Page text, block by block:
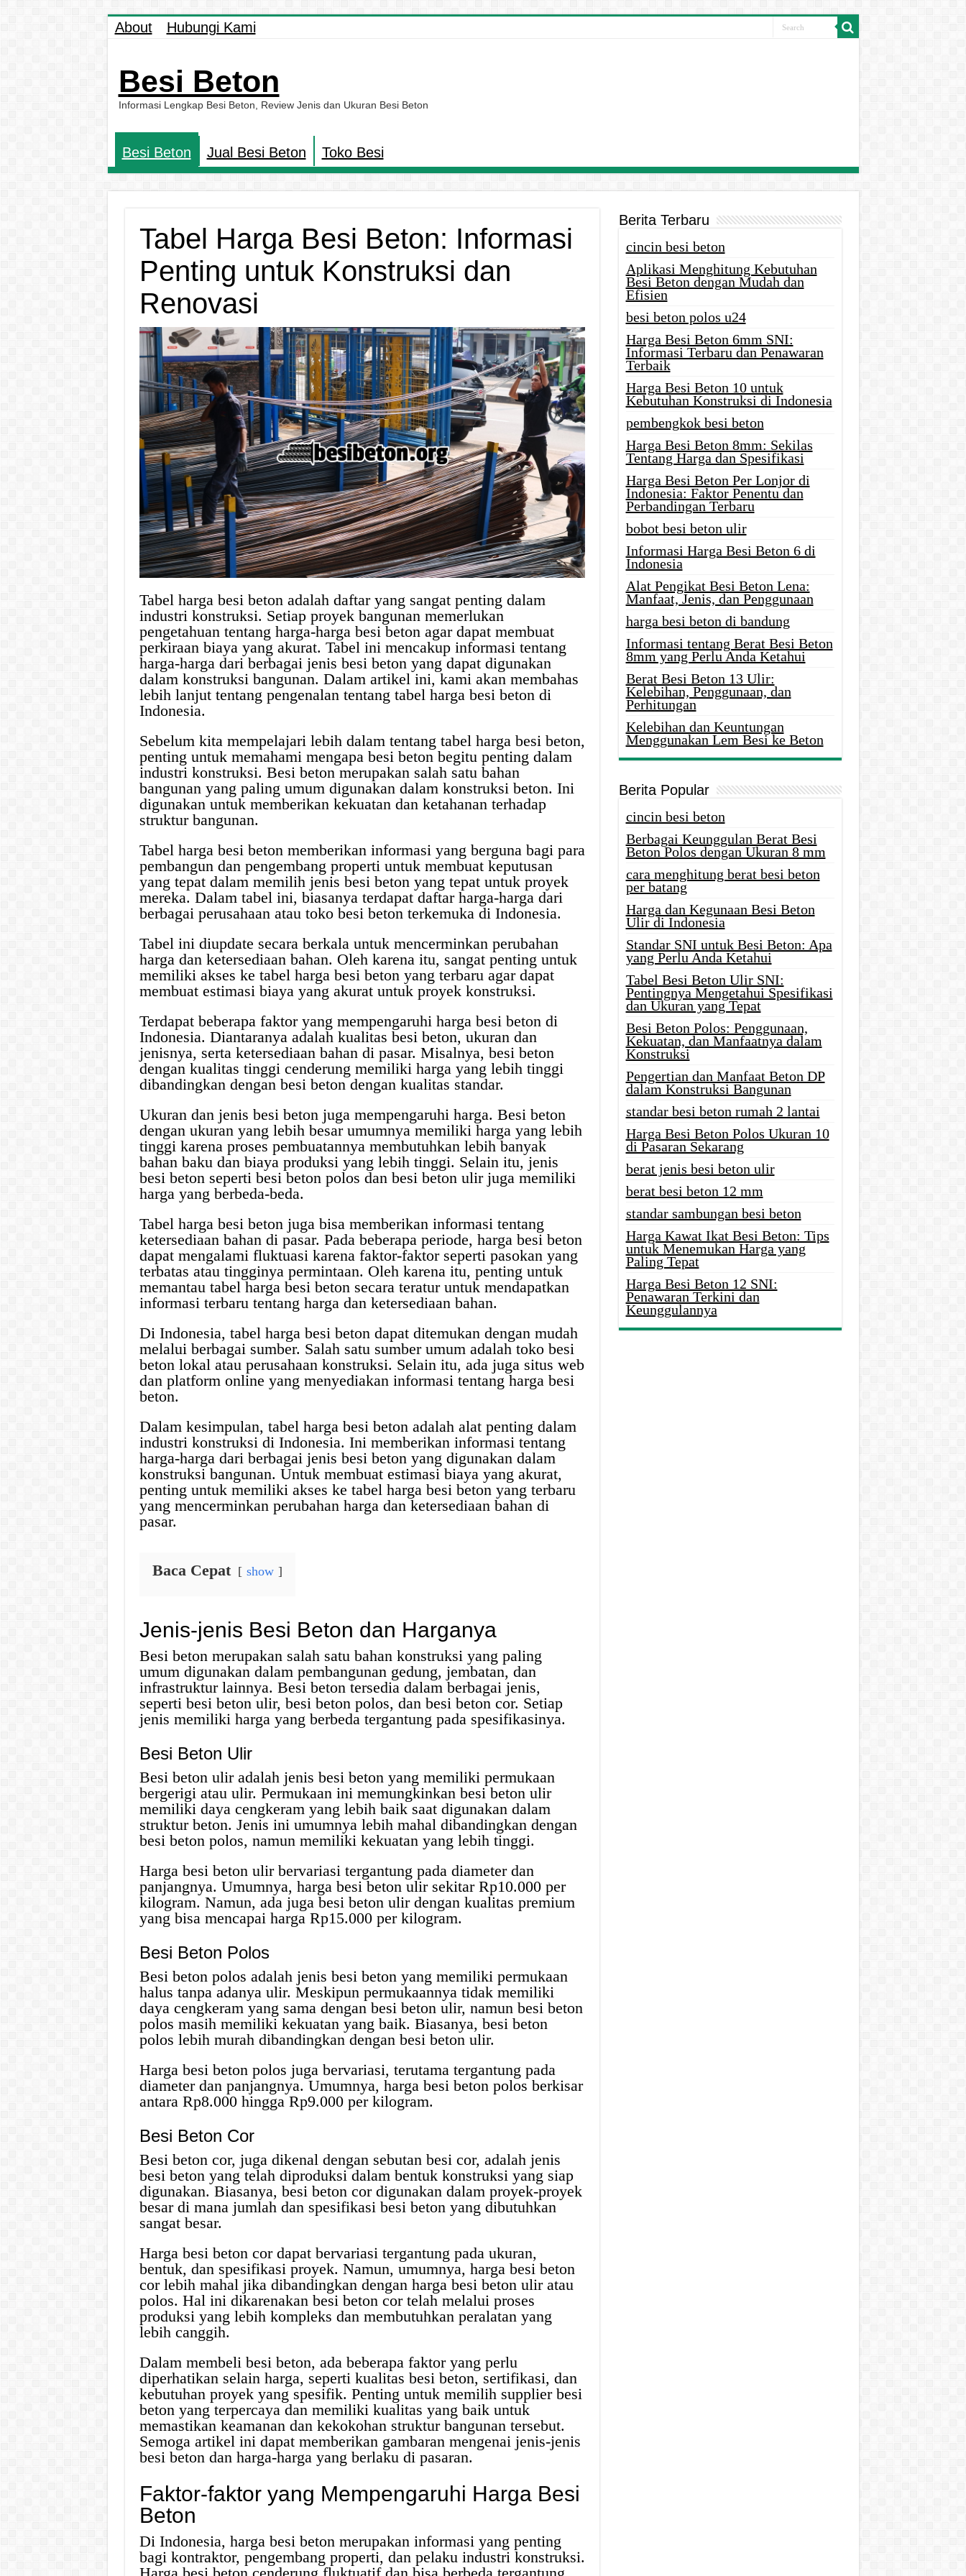
About Hubungi Kami
Besi Beton
Informasi Lengkap Besi Beton, Review Jenis dan Ukuran Besi Beton
Besi Beton Jual Besi Beton Toko Besi
Tabel Harga Besi Beton: Informasi
Penting untuk Konstruksi dan
Renovasi
Tabel harga besi beton adalah daftar yang sangat penting dalam
industri konstruksi. Setiap proyek bangunan memerlukan
pengetahuan tentang harga-harga besi beton agar dapat membuat
perkiraan biaya yang akurat. Tabel ini mencakup informasi tentang
harga-harga dari berbagai jenis besi beton yang dapat digunakan
dalam konstruksi bangunan. Dalam artikel ini, kami akan membahas
lebih lanjut tentang pengenalan tentang tabel harga besi beton di
Indonesia.
Sebelum kita mempelajari lebih dalam tentang tabel harga besi beton,
penting untuk memahami mengapa besi beton begitu penting dalam
industri konstruksi. Besi beton merupakan salah satu bahan
bangunan yang paling umum digunakan dalam konstruksi beton. Ini
digunakan untuk memberikan kekuatan dan ketahanan terhadap
struktur bangunan.
Tabel harga besi beton memberikan informasi yang berguna bagi para
pembangun dan pengembang properti untuk membuat keputusan
yang tepat dalam memilih jenis besi beton yang tepat untuk proyek
mereka. Dalam tabel ini, biasanya terdapat daftar harga-harga dari
berbagai perusahaan atau toko besi beton terkemuka di Indonesia.
Tabel ini diupdate secara berkala untuk mencerminkan perubahan
harga dan ketersediaan bahan. Oleh karena itu, sangat penting untuk
memiliki akses ke tabel harga besi beton yang terbaru agar dapat
membuat estimasi biaya yang akurat untuk proyek konstruksi.
Terdapat beberapa faktor yang mempengaruhi harga besi beton di
Indonesia. Diantaranya adalah kualitas besi beton, ukuran dan
jenisnya, serta ketersediaan bahan di pasar. Misalnya, besi beton
dengan kualitas tinggi cenderung memiliki harga yang lebih tinggi
dibandingkan dengan besi beton dengan kualitas standar.
Ukuran dan jenis besi beton juga mempengaruhi harga. Besi beton
dengan ukuran yang lebih besar umumnya memiliki harga yang lebih
tinggi karena proses pembuatannya membutuhkan lebih banyak
bahan baku dan biaya produksi yang lebih tinggi. Selain itu, jenis
besi beton seperti besi beton polos dan besi beton ulir juga memiliki
harga yang berbeda-beda.
Tabel harga besi beton juga bisa memberikan informasi tentang
ketersediaan bahan di pasar. Pada beberapa periode, harga besi beton
dapat mengalami fluktuasi karena faktor-faktor seperti pasokan yang
terbatas atau tingginya permintaan. Oleh karena itu, penting untuk
memantau tabel harga besi beton secara teratur untuk mendapatkan
informasi terbaru tentang harga dan ketersediaan bahan.
Di Indonesia, tabel harga besi beton dapat ditemukan dengan mudah
melalui berbagai sumber. Salah satu sumber umum adalah toko besi
beton lokal atau perusahaan konstruksi. Selain itu, ada juga situs web
dan platform online yang menyediakan informasi tentang harga besi
beton.
Dalam kesimpulan, tabel harga besi beton adalah alat penting dalam
industri konstruksi di Indonesia. Ini memberikan informasi tentang
harga-harga dari berbagai jenis besi beton yang digunakan dalam
konstruksi bangunan. Untuk membuat estimasi biaya yang akurat,
penting untuk memiliki akses ke tabel harga besi beton yang terbaru
yang mencerminkan perubahan harga dan ketersediaan bahan di
pasar.
Baca Cepat show
Jenis-jenis Besi Beton dan Harganya
Besi beton merupakan salah satu bahan konstruksi yang paling
umum digunakan dalam pembangunan gedung, jembatan, dan
infrastruktur lainnya. Besi beton tersedia dalam berbagai jenis,
seperti besi beton ulir, besi beton polos, dan besi beton cor. Setiap
jenis memiliki harga yang berbeda tergantung pada spesifikasinya.
Besi Beton Ulir
Besi beton ulir adalah jenis besi beton yang memiliki permukaan
bergerigi atau ulir. Permukaan ini memungkinkan besi beton ulir
memiliki daya cengkeram yang lebih baik saat digunakan dalam
struktur beton. Jenis ini umumnya lebih mahal dibandingkan dengan
besi beton polos, namun memiliki kekuatan yang lebih tinggi.
Harga besi beton ulir bervariasi tergantung pada diameter dan
panjangnya. Umumnya, harga besi beton ulir sekitar Rp10.000 per
kilogram. Namun, ada juga besi beton ulir dengan kualitas premium
yang bisa mencapai harga Rp15.000 per kilogram.
Besi Beton Polos
Besi beton polos adalah jenis besi beton yang memiliki permukaan
halus tanpa adanya ulir. Meskipun permukaannya tidak memiliki
daya cengkeram yang sama dengan besi beton ulir, namun besi beton
polos masih memiliki kekuatan yang baik. Biasanya, besi beton
polos lebih murah dibandingkan dengan besi beton ulir.
Harga besi beton polos juga bervariasi, terutama tergantung pada
diameter dan panjangnya. Umumnya, harga besi beton polos berkisar
antara Rp8.000 hingga Rp9.000 per kilogram.
Besi Beton Cor
Besi beton cor, juga dikenal dengan sebutan besi cor, adalah jenis
besi beton yang telah diproduksi dalam bentuk konstruksi yang siap
digunakan. Biasanya, besi beton cor digunakan dalam proyek-proyek
besar di mana jumlah dan spesifikasi besi beton yang dibutuhkan
sangat besar.
Harga besi beton cor dapat bervariasi tergantung pada ukuran,
bentuk, dan spesifikasi proyek. Namun, umumnya, harga besi beton
cor lebih mahal jika dibandingkan dengan harga besi beton ulir atau
polos. Hal ini dikarenakan besi beton cor telah melalui proses
produksi yang lebih kompleks dan membutuhkan peralatan yang
lebih canggih.
Dalam membeli besi beton, ada beberapa faktor yang perlu
diperhatikan selain harga, seperti kualitas besi beton, sertifikasi, dan
kebutuhan proyek yang spesifik. Penting untuk memilih supplier besi
beton yang terpercaya dan memiliki kualitas yang baik untuk
memastikan keamanan dan kekokohan struktur bangunan tersebut.
Semoga artikel ini dapat memberikan gambaran mengenai jenis-jenis
besi beton dan harga-harga yang berlaku di pasaran.
Faktor-faktor yang Mempengaruhi Harga Besi
Beton
Di Indonesia, harga besi beton merupakan informasi yang penting
bagi kontraktor, pengembang properti, dan pelaku industri konstruksi.
Berita Terbaru
cincin besi beton
Aplikasi Menghitung Kebutuhan
Besi Beton dengan Mudah dan
Efisien
besi beton polos u24
Harga Besi Beton 6mm SNI:
Informasi Terbaru dan Penawaran
Terbaik
Harga Besi Beton 10 untuk
Kebutuhan Konstruksi di Indonesia
pembengkok besi beton
Harga Besi Beton 8mm: Sekilas
Tentang Harga dan Spesifikasi
Harga Besi Beton Per Lonjor di
Indonesia: Faktor Penentu dan
Perbandingan Terbaru
bobot besi beton ulir
Informasi Harga Besi Beton 6 di
Indonesia
Alat Pengikat Besi Beton Lena:
Manfaat, Jenis, dan Penggunaan
harga besi beton di bandung
Informasi tentang Berat Besi Beton
8mm yang Perlu Anda Ketahui
Berat Besi Beton 13 Ulir:
Kelebihan, Penggunaan, dan
Perhitungan
Kelebihan dan Keuntungan
Menggunakan Lem Besi ke Beton
Berita Popular
cincin besi beton
Berbagai Keunggulan Berat Besi
Beton Polos dengan Ukuran 8 mm
cara menghitung berat besi beton
per batang
Harga dan Kegunaan Besi Beton
Ulir di Indonesia
Standar SNI untuk Besi Beton: Apa
yang Perlu Anda Ketahui
Tabel Besi Beton Ulir SNI:
Pentingnya Mengetahui Spesifikasi
dan Ukuran yang Tepat
Besi Beton Polos: Penggunaan,
Kekuatan, dan Manfaatnya dalam
Konstruksi
Pengertian dan Manfaat Beton DP
dalam Konstruksi Bangunan
standar besi beton rumah 2 lantai
Harga Besi Beton Polos Ukuran 10
di Pasaran Sekarang
berat jenis besi beton ulir
berat besi beton 12 mm
standar sambungan besi beton
Harga Kawat Ikat Besi Beton: Tips
untuk Menemukan Harga yang
Paling Tepat
Harga Besi Beton 12 SNI:
Penawaran Terkini dan
Keunggulannya